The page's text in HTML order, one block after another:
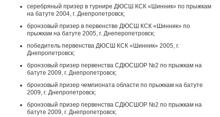
серебряный призер в турнире ДЮСШ КСК «Шинник» по прыжкам
на батуте 2004, г. Днепропетровск;
бронзовый призер в первенстве ДЮСШ КСК «Шинник» по
прыжкам на батуте 2005, г. Днеперопетровск;
победитель первенства ДЮСШ КСК «Шинник» 2005, г.
Днепропетровск;
бронзовый призер первенства СДЮСШОР №2 по прыжкам на
батуте 2009, г. Днепропетровск;
бронзовый призер чемпионата области по прыжкам на батуте
2009, г. Днепропетровск;
бронзовый призер первенства СДЮСШОР №2 по прыжкам на
батуте 2009, г. Днепропетровск;